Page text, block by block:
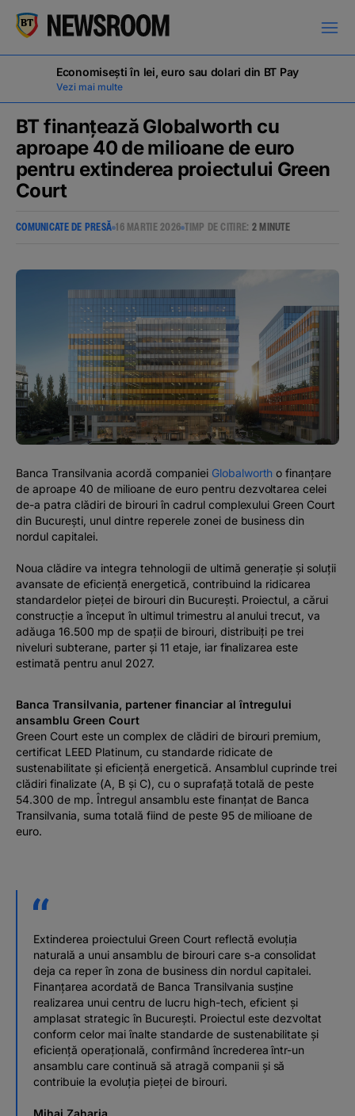
COMUNICATE DE PRESĂ
MILESTONES
ANUNȚURI
#BTVOICE
BLOG
Economisești în lei, euro sau dolari din BT Pay
Vezi mai multe
BT finanțează Globalworth cu
aproape 40 de milioane de euro
pentru extinderea proiectului Green
Court
COMUNICATE DE PRESĂ 16 MARTIE 2026 TIMP DE CITIRE: 2 MINUTE
Banca Transilvania acordă companiei Globalworth o finanțare
de aproape 40 de milioane de euro pentru dezvoltarea celei
de-a patra clădiri de birouri în cadrul complexului Green Court
din București, unul dintre reperele zonei de business din
nordul capitalei.
Noua clădire va integra tehnologii de ultimă generație și soluții
avansate de eficiență energetică, contribuind la ridicarea
standardelor pieței de birouri din București. Proiectul, a cărui
construcție a început în ultimul trimestru al anului trecut, va
adăuga 16.500 mp de spații de birouri, distribuiți pe trei
niveluri subterane, parter și 11 etaje, iar finalizarea este
estimată pentru anul 2027.
Banca Transilvania, partener financiar al întregului
ansamblu Green Court
Green Court este un complex de clădiri de birouri premium,
certificat LEED Platinum, cu standarde ridicate de
sustenabilitate și eficiență energetică. Ansamblul cuprinde trei
clădiri finalizate (A, B și C), cu o suprafață totală de peste
54.300 de mp. Întregul ansamblu este finanțat de Banca
Transilvania, suma totală fiind de peste 95 de milioane de
euro.
Extinderea proiectului Green Court reflectă evoluția
naturală a unui ansamblu de birouri care s-a consolidat
deja ca reper în zona de business din nordul capitalei.
Finanțarea acordată de Banca Transilvania susține
realizarea unui centru de lucru high-tech, eficient și
amplasat strategic în București. Proiectul este dezvoltat
conform celor mai înalte standarde de sustenabilitate și
eficiență operațională, confirmând încrederea într-un
ansamblu care continuă să atragă companii și să
contribuie la evoluția pieței de birouri.
Mihai Zaharia